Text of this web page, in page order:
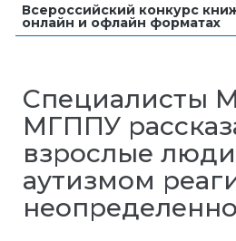
Всероссийский конкурс
онлайн и офлайн форматах
Специалисты
МГППУ
взрослые
аутизмом